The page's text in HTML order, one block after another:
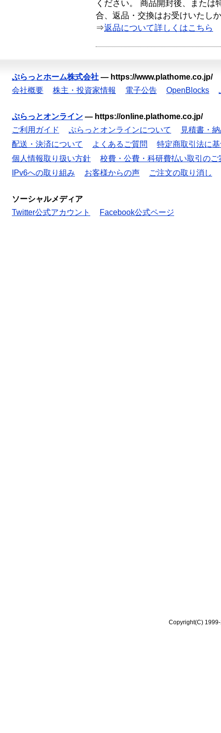
ください。 商品開封後、または
合、返品・交換はお受けいたし
⇒返品について詳しくはこちら
ぷらっとホーム株式会社 — https://www.plathome.co.jp/
会社概要
株主・投資家情報 電子公告 OpenBlocks
ぷらっとオンライン — https://online.plathome.co.jp/
ご利用ガイド
ぷらっとオンラインについて
見積書・
配送・決済について
よくあるご質問
特定商取引法に
個人情報取り扱い方針
校費・公費・科研費払い取引のご
IPv6への取り組み
お客様からの声 ご注文の取り消し
ソーシャルメディア
Twitter公式アカウント
Facebook公式ページ
Copyright(C)